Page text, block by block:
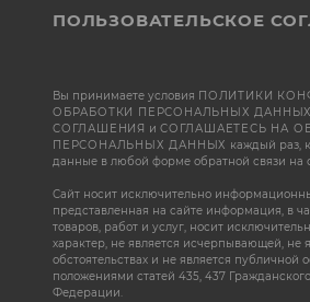
ПОЛЬЗОВАТЕЛЬСКОЕ
Вы принимаете условия ПОЛИТИКИ
ОБРАБОТКИ ПЕРСОНАЛЬНЫХ
СОГЛАШЕНИЯ иСОГЛАШАЕТЕСЬ НА
ПЕРСОНАЛЬНЫХ ДАННЫХ каждый раз,
данные в любой форме обратной связи на
Сайт носит исключительно
представленная на сайте информация, в
товаров, работ и услуг, носит
характер, не является исчерпывающей, не
обстоятельствах и не является публичной
положениями статей 435, 437
Федерации.